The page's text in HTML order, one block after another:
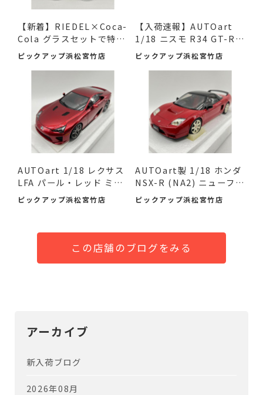
【新着】RIEDEL×Coca-
Cola グラスセットで特別
なひ...
ピックアップ浜松宮竹店
【入荷速報】AUTOart
1/18 ニスモ R34 GT-R Z
-tune...
ピックアップ浜松宮竹店
AUTOart 1/18 レクサス
LFA パール・レッド ミニ
カ...
ピックアップ浜松宮竹店
AUTOart製 1/18 ホンダ
NSX-R (NA2) ニューフォ
ー...
ピックアップ浜松宮竹店
この店舗のブログをみる
アーカイブ
新入荷ブログ
2026年08月